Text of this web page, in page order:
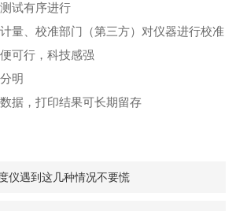
试有序进行
量、校准部门（第三方）对仪器进行校准
可行，科技感强
明
据，打印结果可长期留存
仪遇到这几种情况不要慌